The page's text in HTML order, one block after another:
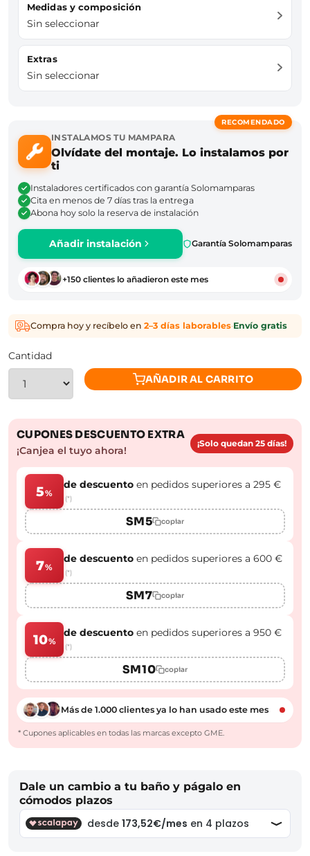
Medidas y composición
Sin seleccionar
Extras
Sin seleccionar
RECOMENDADO
INSTALAMOS TU MAMPARA
Olvídate del montaje. Lo instalamos por
ti
Instaladores certificados con garantía Solomamparas
Cita en menos de 7 días tras la entrega
Abona hoy solo la reserva de instalación
Añadir instalación Garantía Solomamparas
+150 clientes lo añadieron este mes
Compra hoy y recíbelo en 2–3 días laborables·Envío gratis
Cantidad
AÑADIR AL CARRITO
CUPONES DESCUENTO EXTRA
¡Canjea el tuyo ahora!
¡Solo quedan 25 días!
5%
de descuento en pedidos superiores a 295 €
(*)
SM5 copiar
7%
de descuento en pedidos superiores a 600 €
(*)
SM7 copiar
10%
de descuento en pedidos superiores a 950 €
(*)
SM10 copiar
Más de 1.000 clientes ya lo han usado este mes
* Cupones aplicables en todas las marcas excepto GME.
Dale un cambio a tu baño y págalo en
cómodos plazos